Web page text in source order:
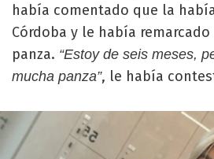
había comentado que la
Córdoba y le había
panza. “Estoy de seis meses,
mucha panza”, le había